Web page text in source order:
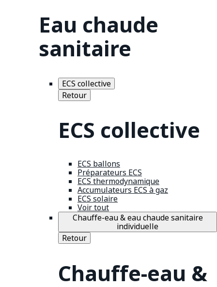
Eau chaude
sanitaire
ECS collective
Retour
ECS collective
ECS ballons
Préparateurs ECS
ECS thermodynamique
Accumulateurs ECS à gaz
ECS solaire
Voir tout
Chauffe-eau & eau chaude sanitaire
individuelle
Retour
Chauffe-eau &